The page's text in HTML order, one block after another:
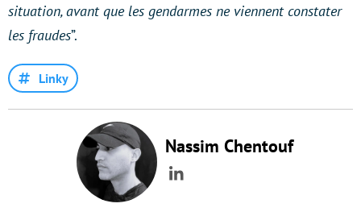
situation, avant que les gendarmes ne viennent constater
les fraudes”.
Linky
Nassim Chentouf
LinkedIn